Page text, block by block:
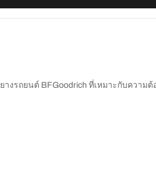
ยางรถยนต์ BFGoodrich ที่เหมาะกับความ